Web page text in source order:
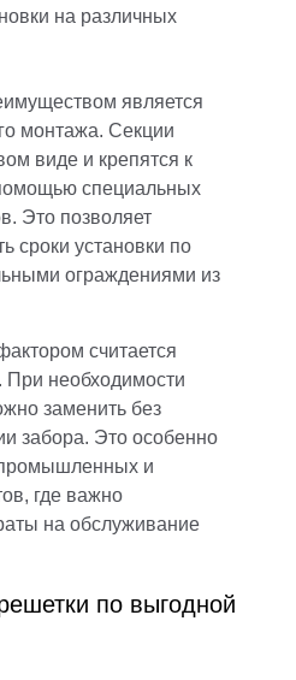
на различных
является
монтажа. Секции
виде и крепятся к
специальных
Это позволяет
сроки установки по
ограждениями из
считается
При необходимости
заменить без
забора. Это особенно
и
где важно
на обслуживание
по выгодной